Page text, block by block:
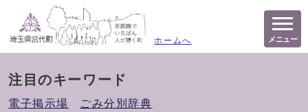
ホームへ メニュー
注目のキーワード
電子掲示場
ごみ分別辞典